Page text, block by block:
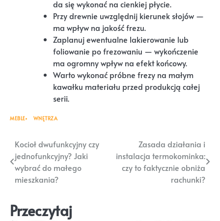
da się wykonać na cienkiej płycie.
Przy drewnie uwzględnij kierunek słojów —
ma wpływ na jakość frezu.
Zaplanuj ewentualne lakierowanie lub
foliowanie po frezowaniu — wykończenie
ma ogromny wpływ na efekt końcowy.
Warto wykonać próbne frezy na małym
kawałku materiału przed produkcją całej
serii.
MEBLE WNĘTRZA
Nawigacja
wpisu
Kocioł dwufunkcyjny czy
jednofunkcyjny? Jaki
wybrać do małego
mieszkania?
Zasada działania i
instalacja termokominka:
czy to faktycznie obniża
rachunki?
Przeczytaj